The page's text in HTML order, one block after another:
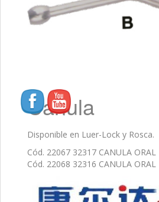
Cánula
Disponible en Luer-Lock y Rosca.
Cód. 22067 32317 CANULA ORAL
Cód. 22068 32316 CANULA ORAL